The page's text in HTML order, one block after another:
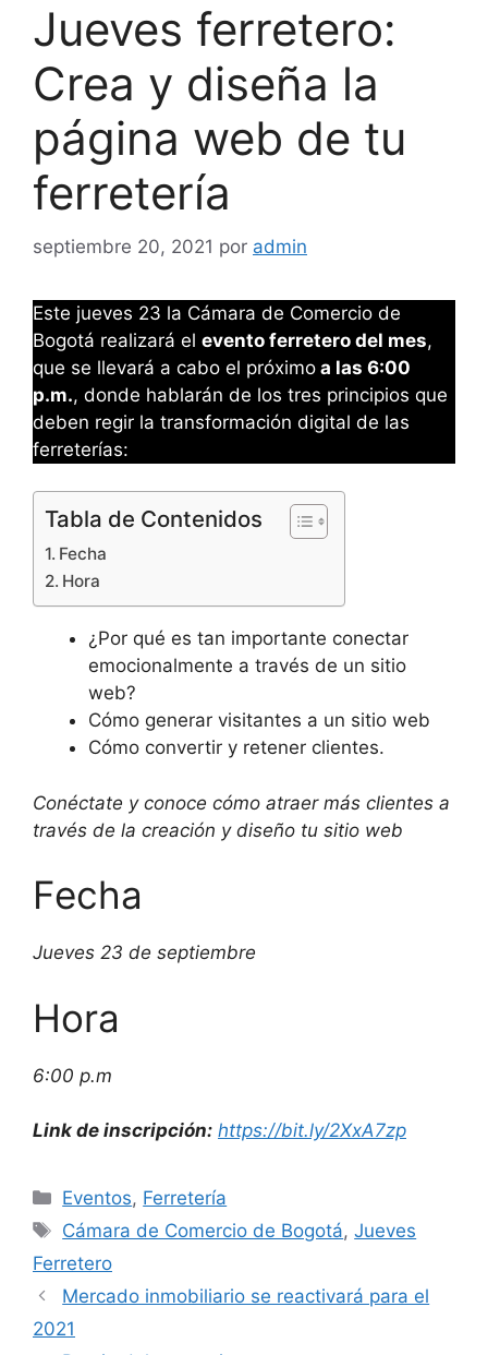
Jueves ferretero:
Crea y diseña la
página web de tu
ferretería
septiembre 20, 2021 por admin
Este jueves 23 la Cámara de Comercio de
Bogotá realizará el evento ferretero del mes,
que se llevará a cabo el próximo a las 6:00
p.m., donde hablarán de los tres principios que
deben regir la transformación digital de las
ferreterías:
Tabla de Contenidos
Fecha
Hora
¿Por qué es tan importante conectar
emocionalmente a través de un sitio
web?
Cómo generar visitantes a un sitio web
Cómo convertir y retener clientes.
Conéctate y conoce cómo atraer más clientes a
través de la creación y diseño tu sitio web
Fecha
Jueves 23 de septiembre
Hora
6:00 p.m
Link de inscripción: https://bit.ly/2XxA7zp
Categorías
Eventos, Ferretería
Etiquetas
Cámara de Comercio de Bogotá,Jueves
Ferretero
Mercado inmobiliario se reactivará para el
2021